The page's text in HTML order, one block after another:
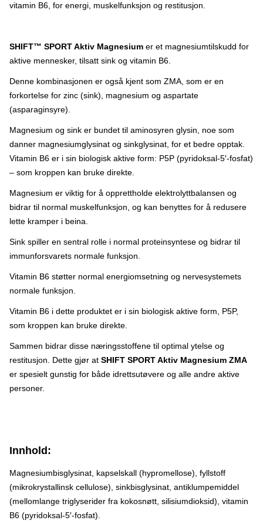
står for en høy etisk standard i alle henseende. Enten det dreier
vitamin B6, for energi, muskelfunksjon og restitusjon.
SHIFT™ SPORT Aktiv Magnesium er et magnesiumtilskudd for
aktive mennesker, tilsatt sink og vitamin B6.
Denne kombinasjonen er også kjent som ZMA, som er en
forkortelse for zinc (sink), magnesium og aspartate
(asparaginsyre).
Magnesium og sink er bundet til aminosyren glysin, noe som
danner magnesiumglysinat og sinkglysinat, for et bedre opptak.
Vitamin B6 er i sin biologisk aktive form: P5P (pyridoksal-5′-fosfat)
– som kroppen kan bruke direkte.
Magnesium er viktig for å opprettholde elektrolyttbalansen og
bidrar til normal muskelfunksjon, og kan benyttes for å redusere
lette kramper i beina.
Sink spiller en sentral rolle i normal proteinsyntese og bidrar til
immunforsvarets normale funksjon.
Vitamin B6 støtter normal energiomsetning og nervesystemets
normale funksjon.
Vitamin B6 i dette produktet er i sin biologisk aktive form, P5P,
som kroppen kan bruke direkte.
Sammen bidrar disse næringsstoffene til optimal ytelse og
restitusjon. Dette gjør at SHIFT SPORT Aktiv Magnesium ZMA
er spesielt gunstig for både idrettsutøvere og alle andre aktive
personer.
Innhold:
Magnesiumbisglysinat, kapselskall (hypromellose), fyllstoff
(mikrokrystallinsk cellulose), sinkbisglysinat, antiklumpemiddel
(mellomlange triglyserider fra kokosnøtt, silisiumdioksid), vitamin
B6 (pyridoksal-5′-fosfat).